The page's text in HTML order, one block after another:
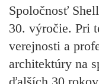
Spoločnosť
30. výročie. Pri
verejnosti a
architektúry na